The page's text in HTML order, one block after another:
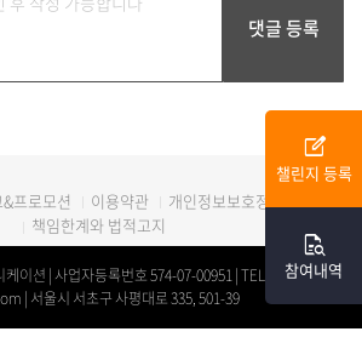
edit_square
챌린지 등록
quick_reference_all
참여내역
프로모션 이용약관
개인정보보호정책
책임한계와 법적고지
케이션 | 사업자등록번호 574-07-00951 | TEL. 0507-1312-
| 서울시 서초구 사평대로 335, 501-39